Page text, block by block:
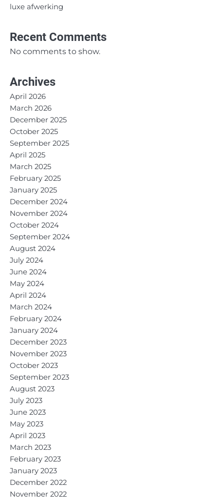
luxe afwerking
Recent Comments
No comments to show.
Archives
April 2026
March 2026
December 2025
October 2025
September 2025
April 2025
March 2025
February 2025
January 2025
December 2024
November 2024
October 2024
September 2024
August 2024
July 2024
June 2024
May 2024
April 2024
March 2024
February 2024
January 2024
December 2023
November 2023
October 2023
September 2023
August 2023
July 2023
June 2023
May 2023
April 2023
March 2023
February 2023
January 2023
December 2022
November 2022